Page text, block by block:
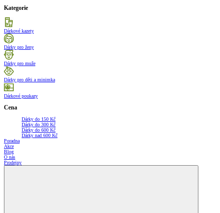
Kategorie
Dárkové kazety
Dárky pro ženy
Dárky pro muže
Dárky pro děti a minimka
Dárkové poukazy
Cena
Dárky do 150 Kč
Dárky do 300 Kč
Dárky do 600 Kč
Dárky nad 600 Kč
Poradna
Akce
Blog
O nás
Prodejny